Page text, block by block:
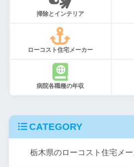
掃除とインテリア
ローコスト住宅メーカー
病院各職種の年収
CATEGORY